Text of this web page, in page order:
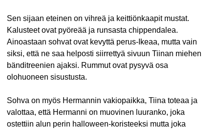
Sen sijaan eteinen on vihreä ja keittiönkaapit mustat.
Kalusteet ovat pyöreää ja runsasta chippendalea.
Ainoastaan sohvat ovat kevyttä perus-Ikeaa, mutta vain
siksi, että ne saa helposti siirrettyä sivuun Tiinan miehen
bänditreenien ajaksi. Rummut ovat pysyvä osa
olohuoneen sisustusta.
Sohva on myös Hermannin vakiopaikka, Tiina toteaa ja
valottaa, että Hermanni on muovinen luuranko, joka
ostettiin alun perin halloween-koristeeksi mutta joka